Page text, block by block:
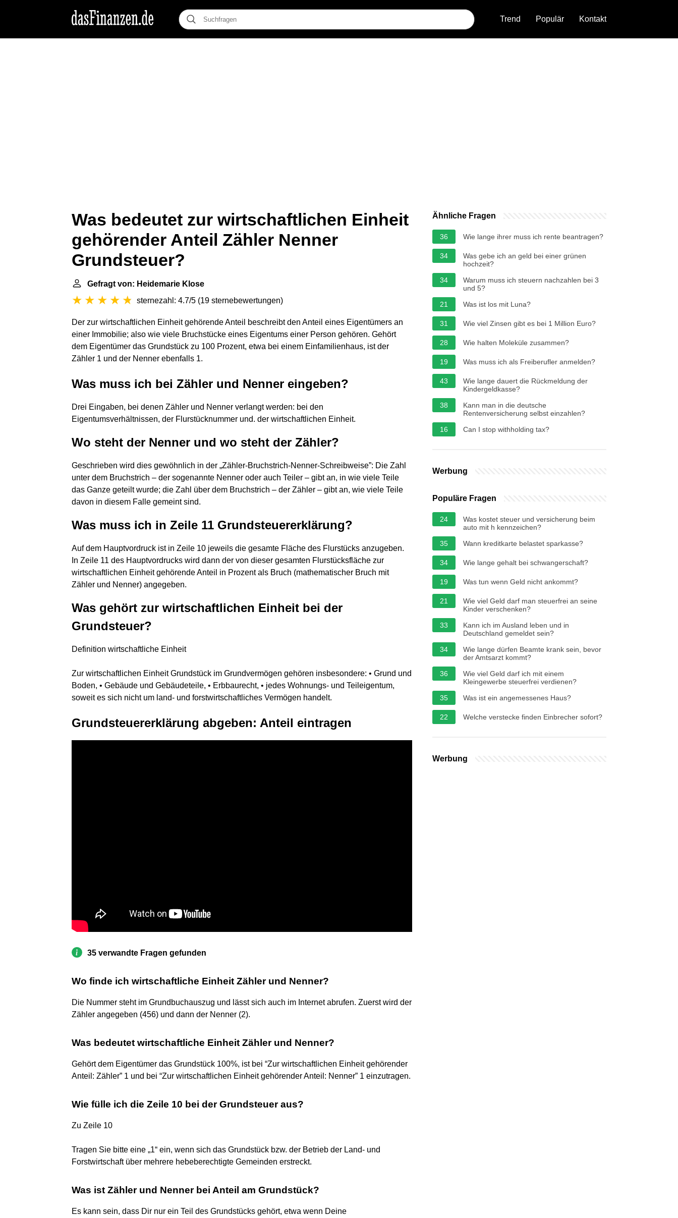
Trend Populär Kontakt
Was bedeutet zur wirtschaftlichen Einheit
gehörender Anteil Zähler Nenner
Grundsteuer?
Gefragt von: Heidemarie Klose
sternezahl: 4.7/5 (19 sternebewertungen)
Der zur wirtschaftlichen Einheit gehörende Anteil beschreibt den Anteil eines Eigentümers an
einer Immobilie; also wie viele Bruchstücke eines Eigentums einer Person gehören. Gehört
dem Eigentümer das Grundstück zu 100 Prozent, etwa bei einem Einfamilienhaus, ist der
Zähler 1 und der Nenner ebenfalls 1.
Was muss ich bei Zähler und Nenner eingeben?
Drei Eingaben, bei denen Zähler und Nenner verlangt werden: bei den
Eigentumsverhältnissen, der Flurstücknummer und. der wirtschaftlichen Einheit.
Wo steht der Nenner und wo steht der Zähler?
Geschrieben wird dies gewöhnlich in der „Zähler-Bruchstrich-Nenner-Schreibweise”: Die Zahl
unter dem Bruchstrich – der sogenannte Nenner oder auch Teiler – gibt an, in wie viele Teile
das Ganze geteilt wurde; die Zahl über dem Bruchstrich – der Zähler – gibt an, wie viele Teile
davon in diesem Falle gemeint sind.
Was muss ich in Zeile 11 Grundsteuererklärung?
Auf dem Hauptvordruck ist in Zeile 10 jeweils die gesamte Fläche des Flurstücks anzugeben.
In Zeile 11 des Hauptvordrucks wird dann der von dieser gesamten Flurstücksfläche zur
wirtschaftlichen Einheit gehörende Anteil in Prozent als Bruch (mathematischer Bruch mit
Zähler und Nenner) angegeben.
Was gehört zur wirtschaftlichen Einheit bei der
Grundsteuer?
Definition wirtschaftliche Einheit
Zur wirtschaftlichen Einheit Grundstück im Grundvermögen gehören insbesondere: • Grund und
Boden, • Gebäude und Gebäudeteile, • Erbbaurecht, • jedes Wohnungs- und Teileigentum,
soweit es sich nicht um land- und forstwirtschaftliches Vermögen handelt.
Grundsteuererklärung abgeben: Anteil eintragen
35 verwandte Fragen gefunden
Wo finde ich wirtschaftliche Einheit Zähler und Nenner?
Die Nummer steht im Grundbuchauszug und lässt sich auch im Internet abrufen. Zuerst wird der
Zähler angegeben (456) und dann der Nenner (2).
Was bedeutet wirtschaftliche Einheit Zähler und Nenner?
Gehört dem Eigentümer das Grundstück 100%, ist bei “Zur wirtschaftlichen Einheit gehörender
Anteil: Zähler” 1 und bei “Zur wirtschaftlichen Einheit gehörender Anteil: Nenner” 1 einzutragen.
Wie fülle ich die Zeile 10 bei der Grundsteuer aus?
Zu Zeile 10
Tragen Sie bitte eine „1“ ein, wenn sich das Grundstück bzw. der Betrieb der Land- und
Forstwirtschaft über mehrere hebeberechtigte Gemeinden erstreckt.
Was ist Zähler und Nenner bei Anteil am Grundstück?
Es kann sein, dass Dir nur ein Teil des Grundstücks gehört, etwa wenn Deine
Ähnliche Fragen
36 Wie lange ihrer muss ich rente beantragen?
34
Was gebe ich an geld bei einer grünen
hochzeit?
34
Warum muss ich steuern nachzahlen bei 3
und 5?
21
Was ist los mit Luna?
31 Wie viel Zinsen gibt es bei 1 Million Euro?
28 Wie halten Moleküle zusammen?
19 Was muss ich als Freiberufler anmelden?
43
Wie lange dauert die Rückmeldung der
Kindergeldkasse?
38
Kann man in die deutsche
Rentenversicherung selbst einzahlen?
16
Can I stop withholding tax?
Werbung
Populäre Fragen
24
Was kostet steuer und versicherung beim
auto mit h kennzeichen?
35
Wann kreditkarte belastet sparkasse?
34 Wie lange gehalt bei schwangerschaft?
19 Was tun wenn Geld nicht ankommt?
21
Wie viel Geld darf man steuerfrei an seine
Kinder verschenken?
33
Kann ich im Ausland leben und in
Deutschland gemeldet sein?
34
Wie lange dürfen Beamte krank sein, bevor
der Amtsarzt kommt?
36
Wie viel Geld darf ich mit einem
Kleingewerbe steuerfrei verdienen?
35
Was ist ein angemessenes Haus?
22 Welche verstecke finden Einbrecher sofort?
Werbung